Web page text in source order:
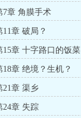
7章 角膜手术
11章 破局？
15章 十字路口的饭菜
18章 绝境？生机？
21章 渠乡
24章 失踪